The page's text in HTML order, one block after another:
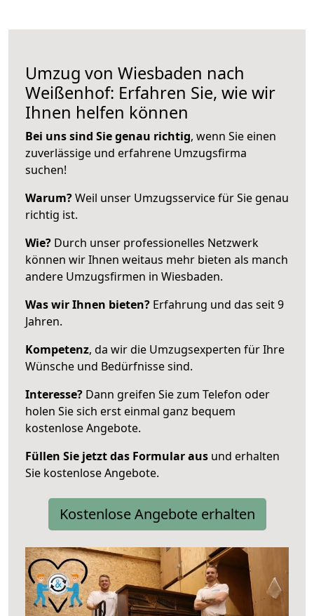
Umzug von Wiesbaden nach
Weißenhof: Erfahren Sie, wie wir
Ihnen helfen können
Bei uns sind Sie genau richtig, wenn Sie einen
zuverlässige und erfahrene Umzugsfirma
suchen!
Warum?Weil unser Umzugsservice für Sie genau
richtig ist.
Wie? Durch unser professionelles Netzwerk
können wir Ihnen weitaus mehr bieten als manch
andere Umzugsfirmen in Wiesbaden.
Was wir Ihnen bieten? Erfahrung und das seit 9
Jahren.
Kompetenz, da wir die Umzugsexperten für Ihre
Wünsche und Bedürfnisse sind.
Interesse? Dann greifen Sie zum Telefon oder
holen Sie sich erst einmal ganz bequem
kostenlose Angebote.
Füllen Sie jetzt das Formular aus und erhalten
Sie kostenlose Angebote.
Kostenlose Angebote erhalten